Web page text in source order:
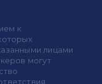
к
лицами
могут